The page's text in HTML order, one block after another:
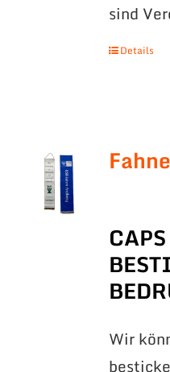
sind
Details
Wir